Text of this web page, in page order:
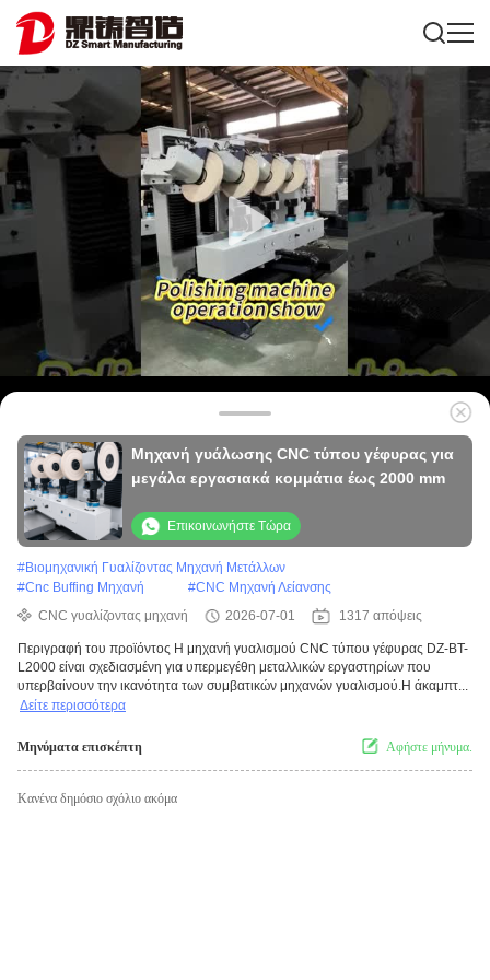
Μηχανή γυάλωσης CNC τύπου γέφυρας για
μεγάλα εργασιακά κομμάτια έως 2000 mm
Επικοινωνήστε Τώρα
#Βιομηχανική Γυαλίζοντας Μηχανή Μετάλλων
#Cnc Buffing Μηχανή #CNC Μηχανή Λείανσης
CNC γυαλίζοντας μηχανή
2026-07-01 1317 απόψεις
Περιγραφή του προϊόντος Η μηχανή γυαλισμού CNC τύπου γέφυρας DZ-BT-
L2000 είναι σχεδιασμένη για υπερμεγέθη μεταλλικών εργαστηρίων που
υπερβαίνουν την ικανότητα των συμβατικών μηχανών γυαλισμού.Η άκαμπτ...
Δείτε περισσότερα
Μηνύματα επισκέπτη Αφήστε μήνυμα.
Κανένα δημόσιο σχόλιο ακόμα